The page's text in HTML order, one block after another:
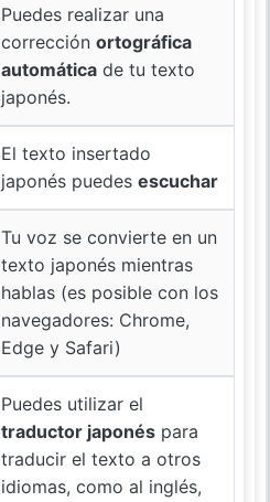
Puedes realizar una
correcciónortográfica
automática de tu texto
japonés.
El texto insertado
japonés puedesescuchar
Tu voz se convierte en un
texto japonés mientras
hablas (es posible con los
navegadores: Chrome,
Edge y Safari)
Puedes utilizar el
traductor japonés para
traducir el texto a otros
idiomas, como al inglés,